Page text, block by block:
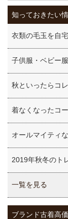
知っておきたい
衣類の毛玉を自
子供服・ベビー
秋といったらコ
着なくなったコ
オールマイティ
2019年秋冬のト
一覧を見る
ブランド古着高